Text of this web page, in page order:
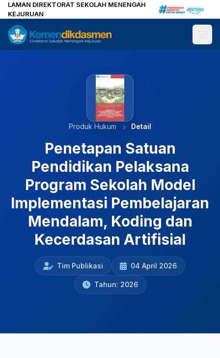
LAMAN DIREKTORAT SEKOLAH MENENGAH
KEJURUAN
Produk Hukum Detail
Penetapan Satuan
Pendidikan Pelaksana
Program Sekolah Model
Implementasi Pembelajaran
Mendalam, Koding dan
Kecerdasan Artifisial
Tim Publikasi 04 April 2026
Tahun: 2026